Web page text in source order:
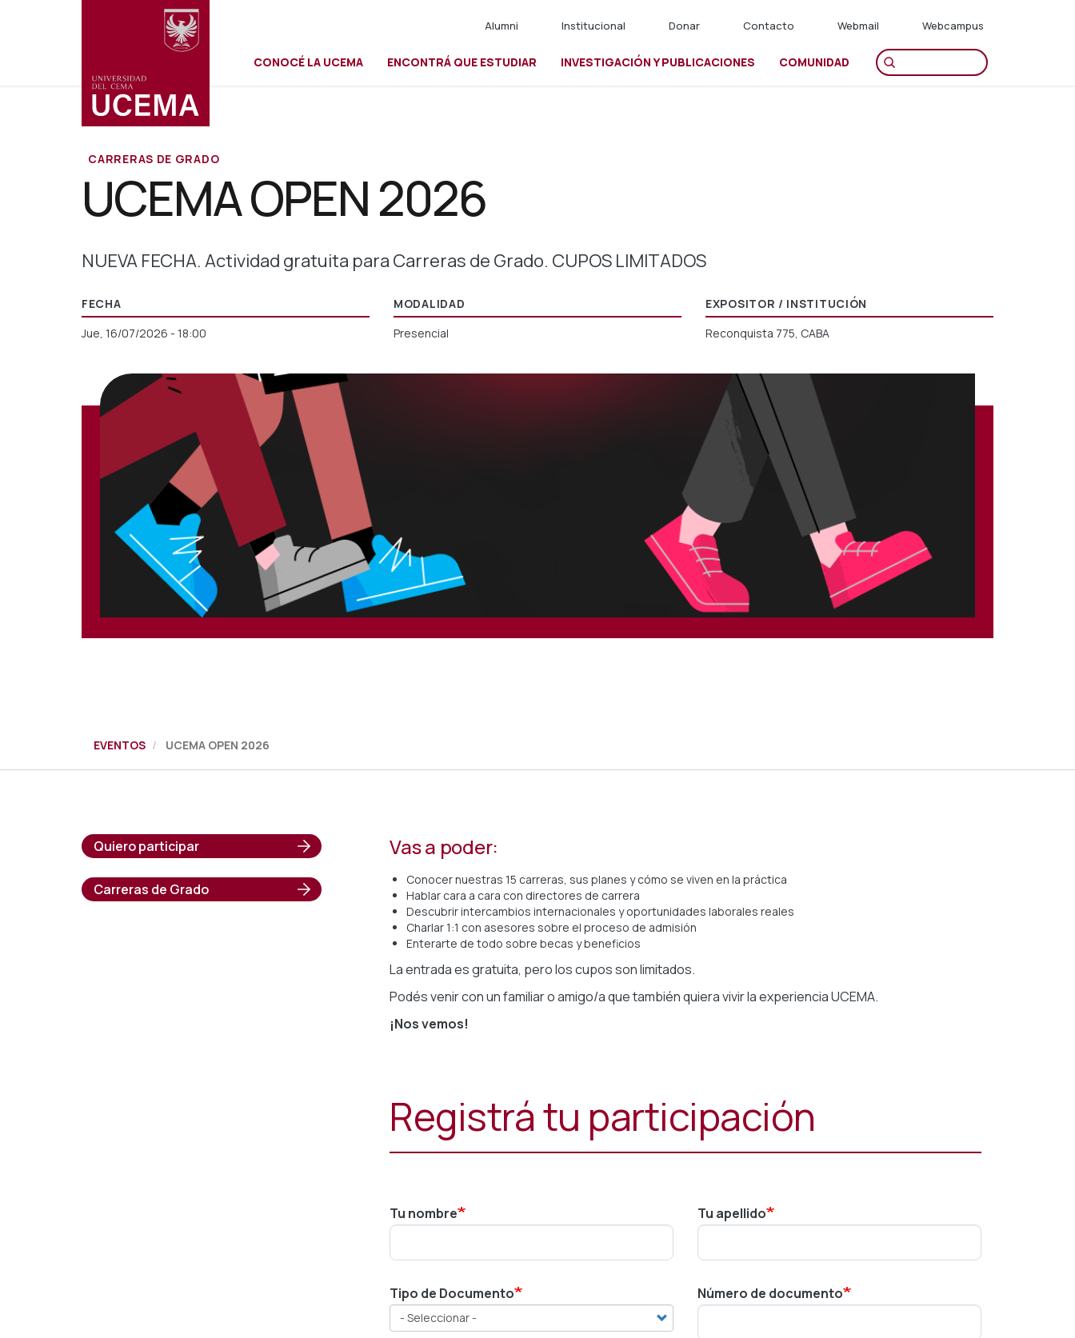
Menú
secundario
Alumni Institucional Donar Contacto Webmail Webcampus
CONOCÉ LA UCEMA ENCONTRÁ QUE ESTUDIAR INVESTIGACIÓN Y PUBLICACIONES COMUNIDAD
CARRERAS DE GRADO
UCEMA OPEN 2026
NUEVA FECHA. Actividad gratuita para Carreras de Grado. CUPOS LIMITADOS
FECHA
Jue, 16/07/2026 - 18:00
MODALIDAD
Presencial
EXPOSITOR / INSTITUCIÓN
Reconquista 775, CABA
EVENTOS UCEMA OPEN 2026
Quiero participar
Carreras de Grado
Vas a poder:
Conocer nuestras 15 carreras, sus planes y cómo se viven en la práctica
Hablar cara a cara con directores de carrera
Descubrir intercambios internacionales y oportunidades laborales reales
Charlar 1:1 con asesores sobre el proceso de admisión
Enterarte de todo sobre becas y beneficios
La entrada es gratuita, pero los cupos son limitados.
Podés venir con un familiar o amigo/a que también quiera vivir la experiencia UCEMA.
¡Nos vemos!
Registrá tu participación
Tu nombre Tu apellido
Tipo de Documento Número de documento